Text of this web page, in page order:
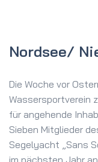
Nordsee/
Die Woche vor
Wassersportverein
für angehende
Sieben Mitglieder
Segelyacht „Sans
im nächsten Jahr